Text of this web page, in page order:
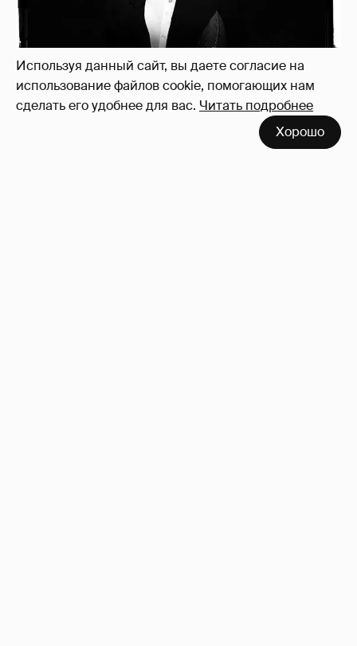
Используя данный сайт, вы даете согласие на
использование файлов cookie, помогающих нам
сделать его удобнее для вас. Читать подробнее
Хорошо